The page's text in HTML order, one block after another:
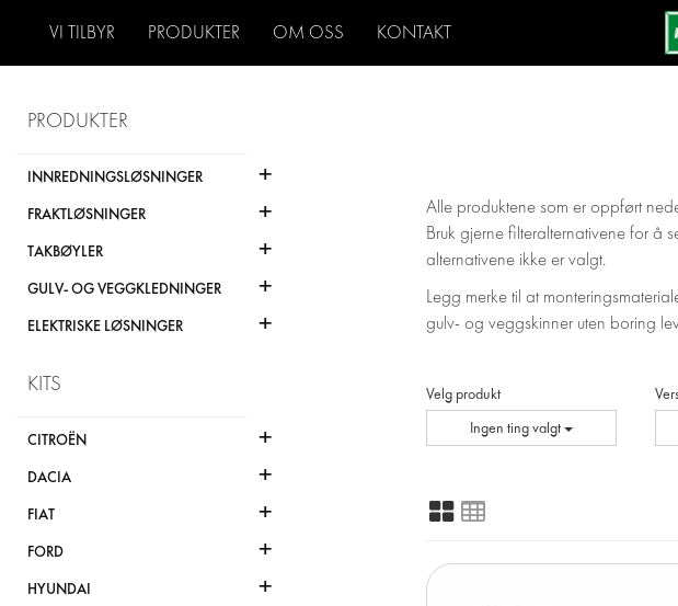
VI TILBYR PRODUKTER OM OSS KONTAKT
PRODUKTER
INNREDNINGSLØSNINGER +
FRAKTLØSNINGER +
TAKBØYLER +
GULV- OG VEGGKLEDNINGER +
ELEKTRISKE LØSNINGER +
KITS
CITROËN +
DACIA +
FIAT +
FORD +
HYUNDAI +
Alle produktene som er oppført
Bruk gjerne filteralternativene for å
alternativene ikke er valgt.
Legg merke til at
gulv- og veggskinner uten boring
Velg produkt
Ingen ting valgt